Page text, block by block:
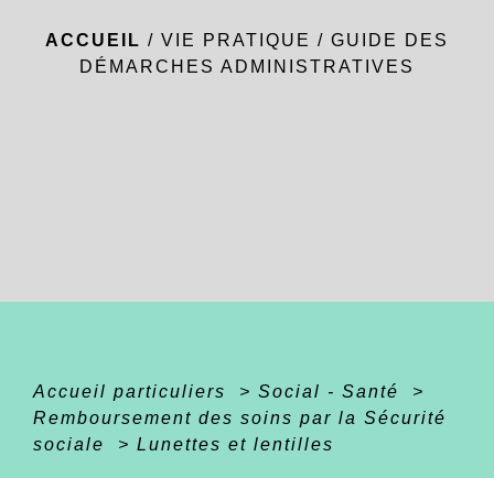
ACCUEIL / VIE PRATIQUE / GUIDE DES
DÉMARCHES ADMINISTRATIVES
Accueil particuliers > Social - Santé
>
Remboursement des soins par la Sécurité
sociale
> Lunettes et lentilles